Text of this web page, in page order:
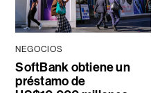
NEGOCIOS
SoftBank obtiene un
préstamo de